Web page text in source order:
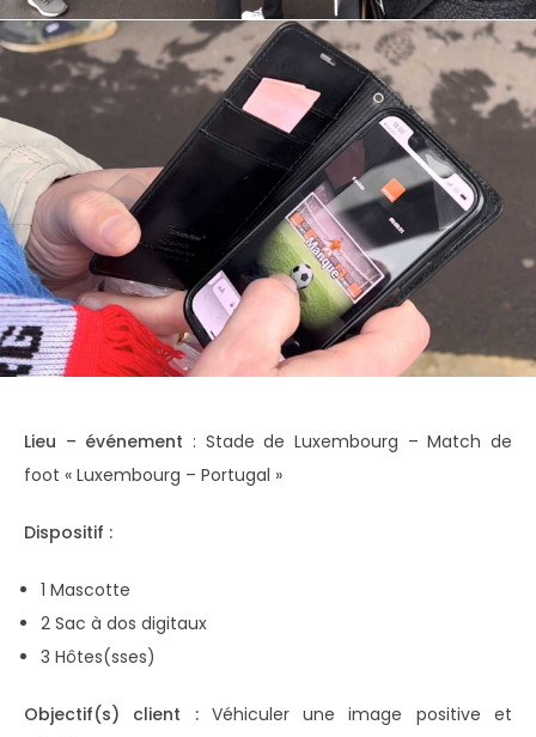
Lieu – événement : Stade de Luxembourg – Match de
foot « Luxembourg – Portugal »
Dispositif :
1 Mascotte
2 Sac à dos digitaux
3 Hôtes(sses)
Objectif(s) client :Véhiculer une image positive et